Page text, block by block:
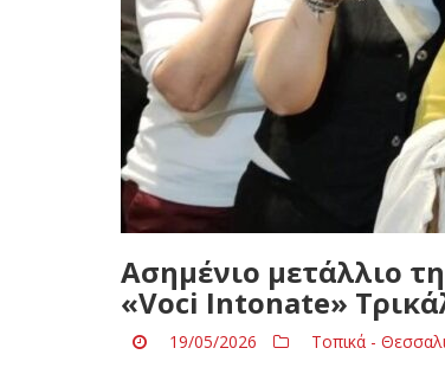
Ασημένιο μετάλλιο
«Voci Intonate»
19/05/2026 Τοπικά -